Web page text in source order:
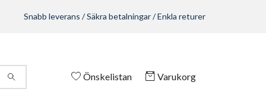
Snabb leverans / Säkra betalningar / Enkla returer
Önskelistan Varukorg